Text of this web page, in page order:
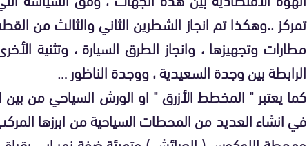
تمركز ..وهكذا تم انجاز الشطرين الثاني والثالث من
مطارات وتجهيزها ، وانجاز الطرق السيارة ، وتثنية
الرابطة بين وجدة السعيدية ، ووجدة الناظور …
كما يعتبر " المخطط الأزرق " او الورش السياحي من بين
في انشاء العديد من المحطات السياحية من ابرزها